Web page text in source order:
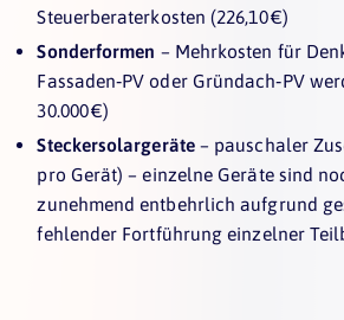
Steuerberaterkosten (226,10 €)
Sonderformen – Mehrkosten für
Fassaden‑PV oder Gründach‑PV
30.000 €)
Steckersolargeräte– pauschaler
pro Gerät) – einzelne Geräte sind
zunehmend entbehrlich aufgrund
fehlender Fortführung einzelner